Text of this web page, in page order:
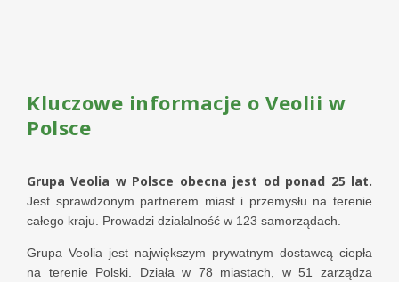
Kluczowe informacje o Veolii w
Polsce
Grupa Veolia w Polsce obecna jest od ponad 25 lat.
Jest sprawdzonym partnerem miast i przemysłu na terenie
całego kraju. Prowadzi działalność w 123 samorządach.
Grupa Veolia jest największym prywatnym dostawcą ciepła
na terenie Polski. Działa w 78 miastach, w 51 zarządza